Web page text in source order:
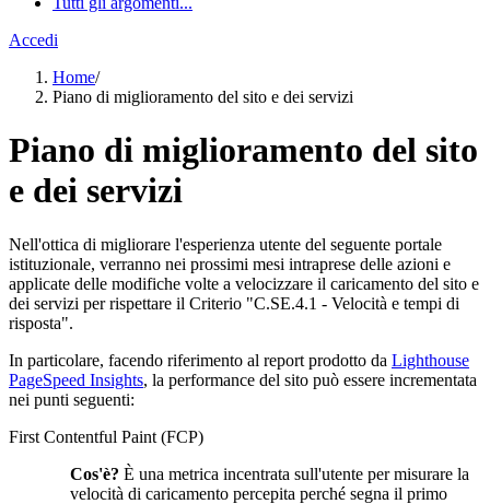
Accedi
Home/
Piano di miglioramento del sito e dei servizi
Piano di miglioramento del sito
e dei servizi
Nell'ottica di migliorare l'esperienza utente del seguente portale
istituzionale, verranno nei prossimi mesi intraprese delle azioni e
applicate delle modifiche volte a velocizzare il caricamento del sito e
dei servizi per rispettare il Criterio "C.SE.4.1 - Velocità e tempi di
risposta".
In particolare, facendo riferimento al report prodotto da Lighthouse
PageSpeed Insights, la performance del sito può essere incrementata
nei punti seguenti:
First Contentful Paint (FCP)
Cos'è? È una metrica incentrata sull'utente per misurare la
velocità di caricamento percepita perché segna il primo